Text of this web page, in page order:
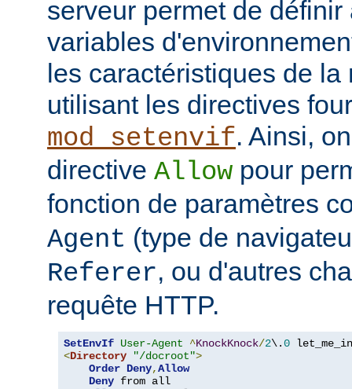
serveur permet de
variables
les caractéristiques de
utilisant les directives
mod_setenvif. Ainsi,
directive Allow pour
fonction de paramètres
Agent (type de
Referer, ou d'autres
requête HTTP.
SetEnvIf User-Agent ^KnockKnock/2\.0
<Directory "/docroot">
Order Deny,Allow
Deny from all